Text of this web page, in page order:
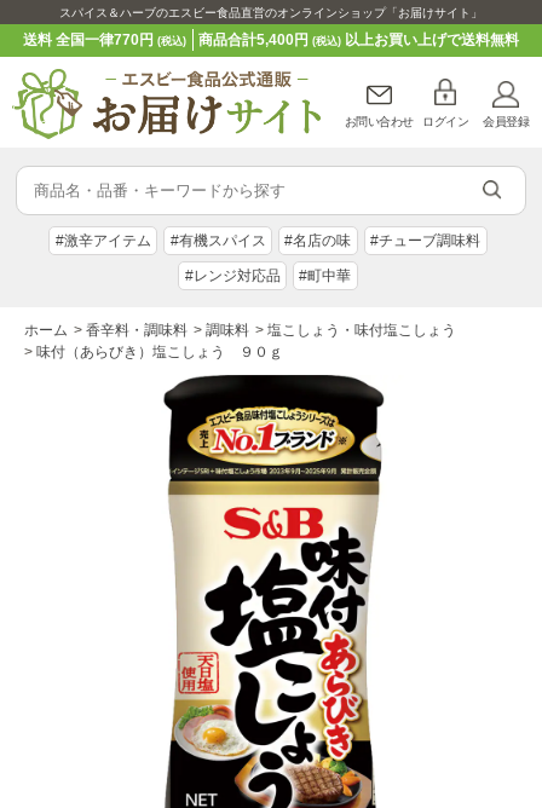
スパイス＆ハーブのエスビー食品直営のオンラインショップ「お届けサイト」
送料 全国一律770円(税込) 商品合計5,400円 (税込)以上お買い上げで送料無料
お問い合わせ ログイン 会員登録
#激辛アイテム #有機スパイス #名店の味 #チューブ調味料
#レンジ対応品 #町中華
ホーム > 香辛料・調味料 > 調味料 > 塩こしょう・味付塩こしょう
> 味付（あらびき）塩こしょう ９０ｇ